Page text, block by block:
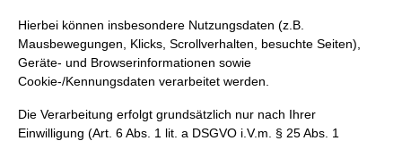
Hierbei können insbesondere Nutzungsdaten (z.B.
Mausbewegungen, Klicks, Scrollverhalten, besuchte Seiten),
Geräte- und Browserinformationen sowie
Cookie-/Kennungsdaten verarbeitet werden.
Die Verarbeitung erfolgt grundsätzlich nur nach Ihrer
Einwilligung (Art. 6 Abs. 1 lit. a DSGVO i.V.m. § 25 Abs. 1